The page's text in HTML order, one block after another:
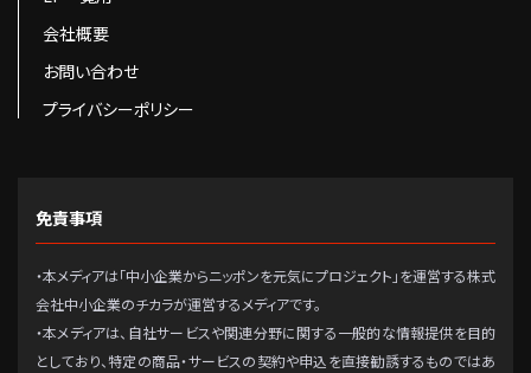
会社概要
お問い合わせ
プライバシーポリシー
免責事項
・本メディアは「中小企業からニッポンを元気にプロジェクト」を運営する株式
会社中小企業のチカラが運営するメディアです。
・本メディアは、自社サービスや関連分野に関する一般的な情報提供を目的
としており、特定の商品・サービスの契約や申込を直接勧誘するものではあ